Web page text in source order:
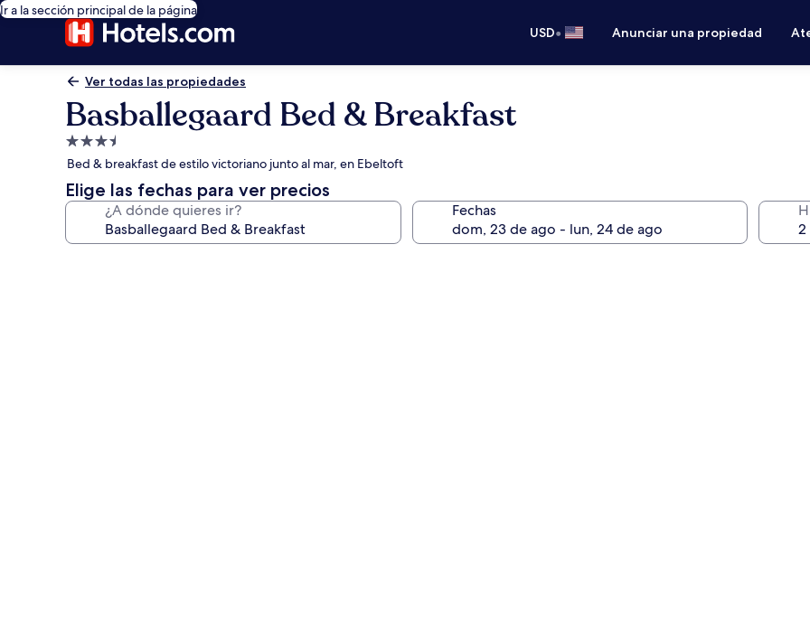
Ir a la sección principal de la página
USD• Anunciar una propiedad
Ver todas las propiedades
Basballegaard Bed & Breakfast
Propiedad
de
3.5
estrellas
Bed & breakfast de estilo victoriano junto al mar, en Ebeltoft
Elige las fechas para ver precios
¿A dónde quieres ir? Fechas